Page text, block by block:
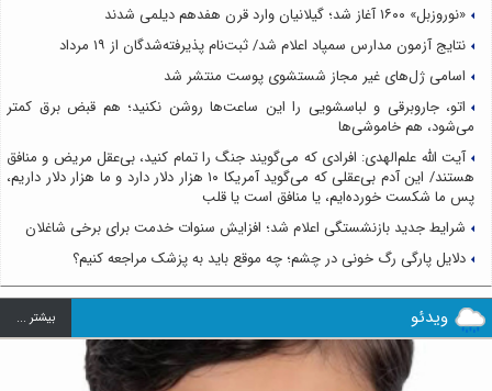
«نوروزبل» ۱۶۰۰ آغاز شد؛ گیلانیان وارد قرن هفدهم دیلمی شدند
نتایج آزمون مدارس سمپاد اعلام شد/ ثبت‌نام پذیرفته‌شدگان از ۱۹ مرداد
اسامی ژل‌های غیر مجاز شستشوی پوست منتشر شد
اتو، جاروبرقی و لباسشویی را این ساعت‌ها روشن نکنید؛ هم قبض برق کمتر
می‌شود، هم خاموشی‌ها
آیت الله علم‌الهدی: افرادی که می‌گویند جنگ را تمام کنید، بی‌عقل مریض و منافق
هستند/ این آدم بی‌عقلی که می‌گوید آمریکا ۱۰ هزار دلار دارد و ما هزار دلار داریم،
پس ما شکست خورده‌ایم، یا منافق است یا قلب
شرایط جدید بازنشستگی اعلام شد؛ افزایش سنوات خدمت برای برخی شاغلان
دلایل پارگی رگ خونی در چشم؛ چه موقع باید به پزشک مراجعه کنیم؟
ویدئو بيشتر ...